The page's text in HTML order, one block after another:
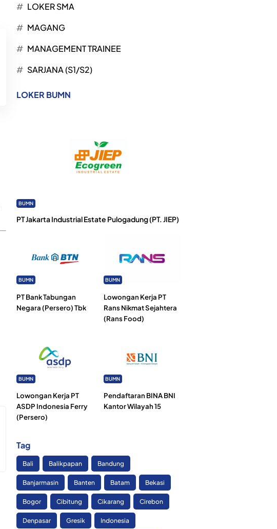
LOKER SMA
MAGANG
MANAGEMENT TRAINEE
SARJANA (S1/S2)
LOKER BUMN
BUMN
PT Jakarta Industrial Estate Pulogadung (PT. JIEP)
BUMN
PT Bank Tabungan
Negara (Persero) Tbk
BUMN
Lowongan Kerja PT
Rans Nikmat Sejahtera
(Rans Food)
BUMN
Lowongan Kerja PT
ASDP Indonesia Ferry
(Persero)
BUMN
Pendaftaran BINA BNI
Kantor Wilayah 15
Tag
Bali Balikpapan Bandung
Banjarmasin Banten Batam Bekasi
Bogor Cibitung Cikarang Cirebon
Denpasar Gresik Indonesia